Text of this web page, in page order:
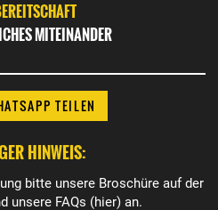
MITEINANDER
TEILEN
HINWEIS:
bitte unsere Broschüre auf der
unsere FAQs (hier) an.